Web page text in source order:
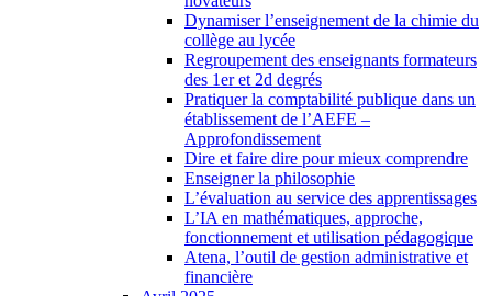
Dynamiser l’enseignement de la chimie du
collège au lycée
Regroupement des enseignants formateurs
des 1er et 2d degrés
Pratiquer la comptabilité publique dans un
établissement de l’AEFE –
Approfondissement
Dire et faire dire pour mieux comprendre
Enseigner la philosophie
L’évaluation au service des apprentissages
L’IA en mathématiques, approche,
fonctionnement et utilisation pédagogique
Atena, l’outil de gestion administrative et
financière